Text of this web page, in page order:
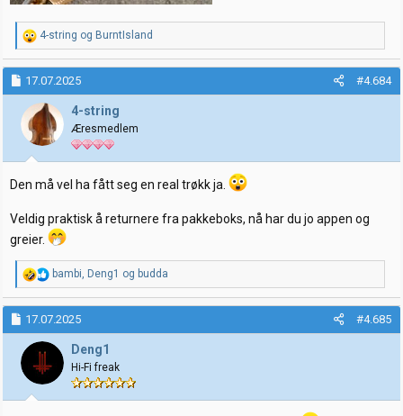
R
e
a
k
s
j
o
n
e
r
4-string og BurntIsland
17.07.2025 #4.684
4-string
Æresmedlem
Den må vel ha fått seg en real trøkk ja.
Veldig praktisk å returnere fra pakkeboks, nå har du jo appen og
greier.
R
e
a
k
s
j
r
bambi, Deng1 og budda
17.07.2025 #4.685
Deng1
Hi-Fi freak